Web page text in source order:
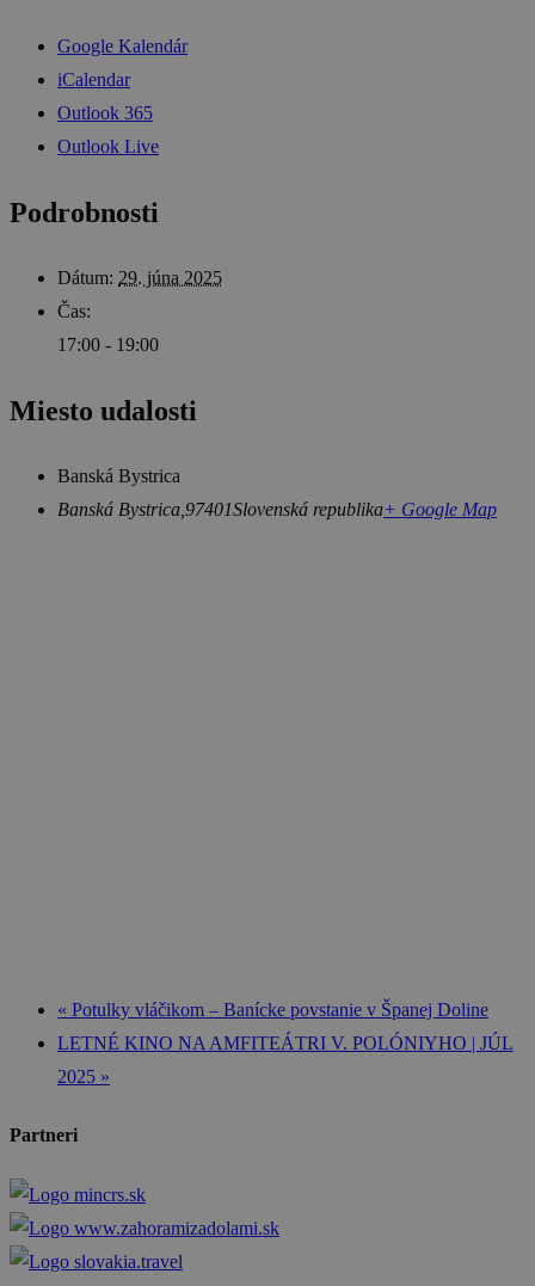
Google Kalendár
iCalendar
Outlook 365
Outlook Live
Podrobnosti
Dátum: 29. júna 2025
Čas:
17:00 - 19:00
Miesto udalosti
Banská Bystrica
Banská Bystrica 97401Slovenská republika+ Google Map
« Potulky vláčikom – Banícke povstanie v Španej Doline
LETNÉ KINO NA AMFITEÁTRI V. POLÓNIYHO | JÚL
2025 »
Partneri